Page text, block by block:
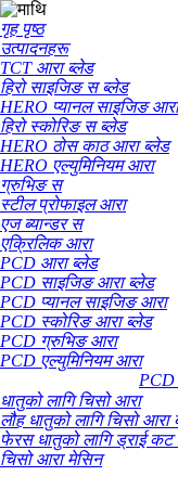
गृह पृष्ठ
उत्पादनहरू
TCT आरा ब्लेड
हिरो साइजिङ स ब्लेड
HERO प्यानल साइजिङ आरा
हिरो स्कोरिङ स ब्लेड
HERO ठोस काठ आरा ब्लेड
HERO एल्युमिनियम आरा
ग्रुभिङ स
स्टील प्रोफाइल आरा
एज ब्यान्डर स
एक्रिलिक आरा
PCD आरा ब्लेड
PCD साइजिङ आरा ब्लेड
PCD प्यानल साइजिङ आरा
PCD स्कोरिङ आरा ब्लेड
PCD ग्रुभिङ आरा
PCD एल्युमिनियम आरा
PCD
धातुको लागि चिसो आरा
लौह धातुको लागि चिसो आरा
फेरस धातुको लागि ड्राई
चिसो आरा मेसिन